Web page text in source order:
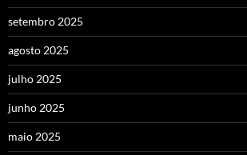
setembro 2025
agosto 2025
julho 2025
junho 2025
maio 2025